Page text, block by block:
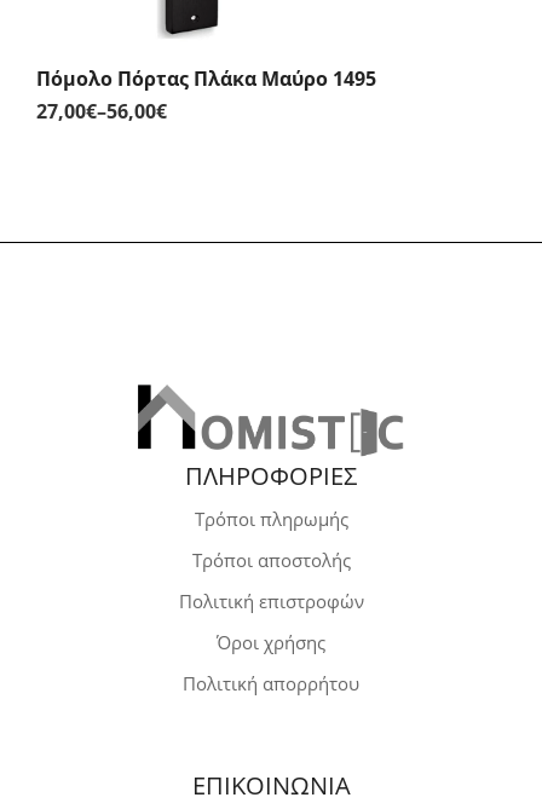
Πόμολο Πόρτας Πλάκα Μαύρο 1495
27,00€–56,00€Price
56,00€
ΠΛΗΡΟΦΟΡΙΕΣ
Τρόποι πληρωμής
Τρόποι αποστολής
Πολιτική επιστροφών
Όροι χρήσης
Πολιτική απορρήτου
ΕΠΙΚΟΙΝΩΝΙΑ